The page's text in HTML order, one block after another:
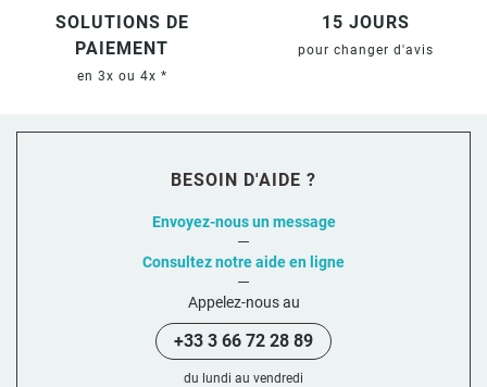
SOLUTIONS DE
PAIEMENT
en 3x ou 4x *
15 JOURS
pour changer d'avis
BESOIN D'AIDE ?
Envoyez-nous un message
Consultez notre aide en ligne
Appelez-nous au
+33 3 66 72 28 89
du lundi au vendredi